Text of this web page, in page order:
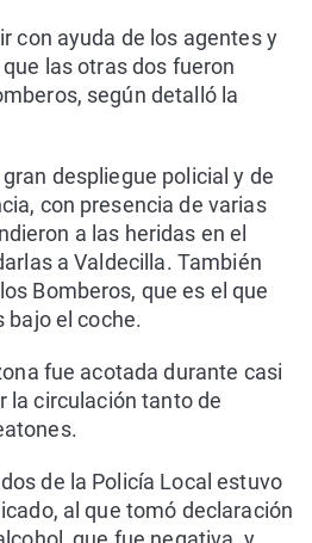
con ayuda de los agentes y
las otras dos fueron
según detalló la
despliegue policial y de
con presencia de varias
a las heridas en el
a Valdecilla. También
Bomberos, que es el que
bajo el coche.
fue acotada durante casi
la circulación tanto de
de la Policía Local estuvo
al que tomó declaración